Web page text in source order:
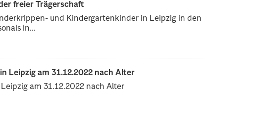
freier Trägerschaft
und Kindergartenkinder in Leipzig in den
in...
Leipzig am 31.12.2022 nach Alter
am 31.12.2022 nach Alter